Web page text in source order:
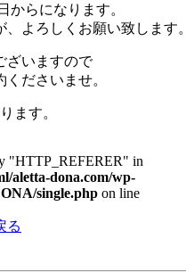
からになります。
よろしくお願い致します。
ざいますので
ださいませ。
ます。
"HTTP_REFERER" in
aletta-dona.com/wp-
single.phpon line
る